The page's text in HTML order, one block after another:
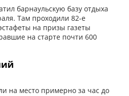
барнаульскую базу отдыха
Там проходили 82-е
на призы газеты
на старте почти 600
на место примерно за час до